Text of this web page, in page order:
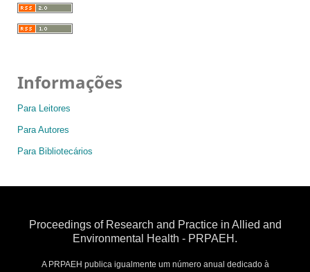
Informações
Para Leitores
Para Autores
Para Bibliotecários
Proceedings of Research and Practice in Allied and
Environmental Health - PRPAEH.
A PRPAEH publica igualmente um número anual dedicado à